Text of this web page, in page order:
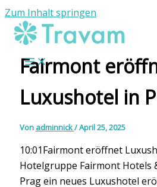
Zum Inhalt springen
Fairmont
Luxushotel in
Von adminnick/April 25, 2025
10:01Fairmont eröffnet
Hotelgruppe Fairmont Hotels
Prag ein neues Luxushotel